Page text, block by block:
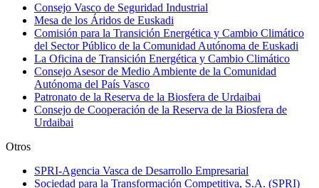
Consejo Vasco de Seguridad Industrial
Mesa de los Áridos de Euskadi
Comisión para la Transición Energética y Cambio Climático
del Sector Público de la Comunidad Autónoma de Euskadi
La Oficina de Transición Energética y Cambio Climático
Consejo Asesor de Medio Ambiente de la Comunidad
Autónoma del País Vasco
Patronato de la Reserva de la Biosfera de Urdaibai
Consejo de Cooperación de la Reserva de la Biosfera de
Urdaibai
Otros
SPRI-Agencia Vasca de Desarrollo Empresarial
Sociedad para la Transformación Competitiva, S.A. (SPRI)